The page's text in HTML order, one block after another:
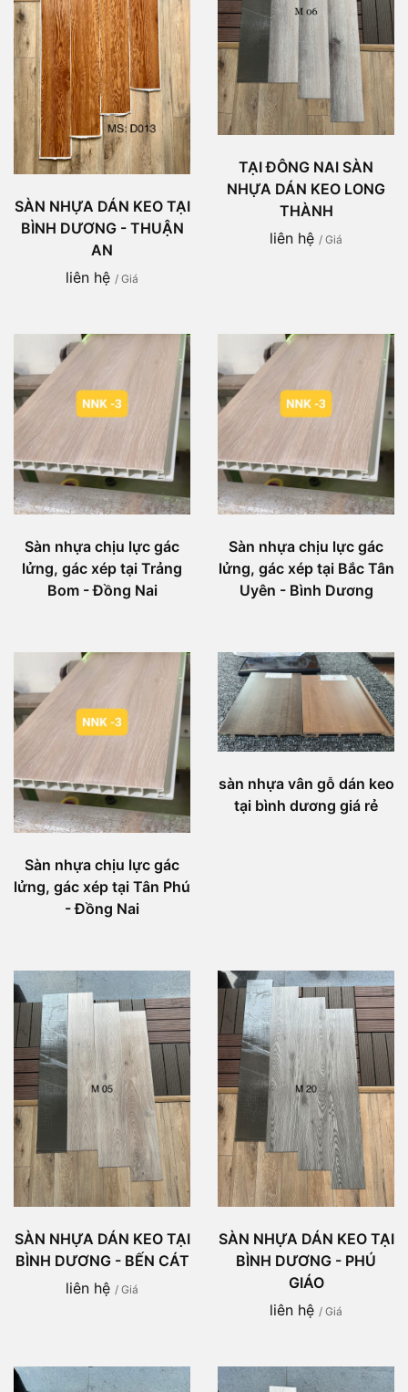
SÀN NHỰA DÁN KEO TẠI
BÌNH DƯƠNG - THUẬN
AN
liên hệ / Giá
TẠI ĐÔNG NAI SÀN
NHỰA DÁN KEO LONG
THÀNH
liên hệ / Giá
Sàn nhựa chịu lực gác
lửng, gác xép tại Trảng
Bom - Đồng Nai
Sàn nhựa chịu lực gác
lửng, gác xép tại Bắc Tân
Uyên - Bình Dương
Sàn nhựa chịu lực gác
lửng, gác xép tại Tân Phú
- Đồng Nai
sàn nhựa vân gỗ dán keo
tại bình dương giá rẻ
SÀN NHỰA DÁN KEO TẠI
BÌNH DƯƠNG - BẾN CÁT
liên hệ / Giá
SÀN NHỰA DÁN KEO TẠI
BÌNH DƯƠNG - PHÚ
GIÁO
liên hệ / Giá